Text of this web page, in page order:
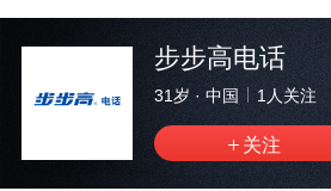
步步高电话
31岁 · 中国 1 人关注